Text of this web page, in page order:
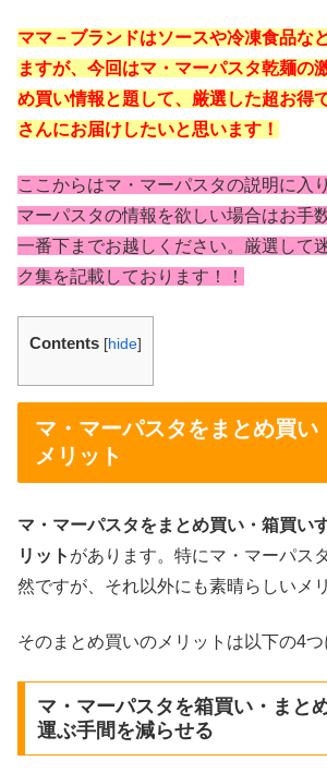
ママ－ブランドはソースや冷凍食品な
ますが、今回はマ・マーパスタ乾麺の
め買い情報と題して、厳選した超お得
さんにお届けしたいと思います！
ここからはマ・マーパスタの説明に入
マーパスタの情報を欲しい場合はお手
一番下までお越しください。厳選して
ク集を記載しております！！
Contents [hide]
マ・マーパスタをまとめ買い
メリット
マ・マーパスタをまとめ買い・箱買い
リット があります。特にマ・マーパス
然ですが、それ以外にも素晴らしいメ
そのまとめ買いのメリットは以下の4つ
マ・マーパスタを箱買い・まと
運ぶ手間を減らせる